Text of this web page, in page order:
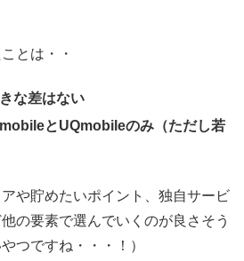
とは・・
な差はない
とUQmobileのみ（ただし若
や貯めたいポイント、独自サービ
の要素で選んでいくのが良さそう
つですね・・・！）